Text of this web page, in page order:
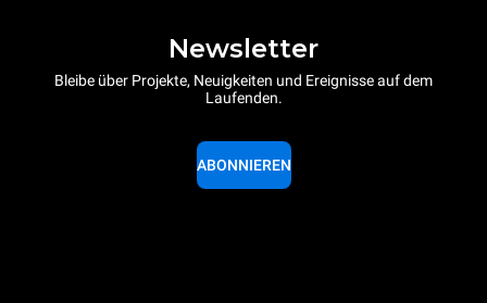
Newsletter
Bleibe über Projekte, Neuigkeiten und Ereignisse auf dem
Laufenden.
ABONNIEREN